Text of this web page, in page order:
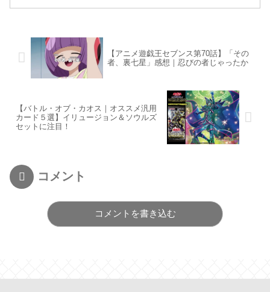
【アニメ遊戯王セブンス第70話】「その
者、裏七星」感想｜忍びの者じゃったか
【バトル・オブ・カオス｜オススメ汎用
カード５選】イリュージョン＆ソウルズ
セットに注目！
コメント
コメントを書き込む